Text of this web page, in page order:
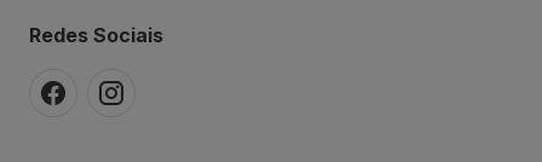
Redes Sociais